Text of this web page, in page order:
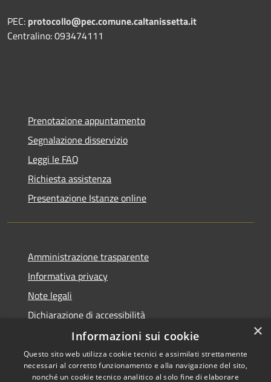
PEC: protocollo@pec.comune.caltanissetta.it
Centralino: 093474111
Prenotazione appuntamento
Segnalazione disservizio
Leggi le FAQ
Richiesta assistenza
Presentazione Istanze online
Amministrazione trasparente
Informativa privacy
Note legali
Dichiarazione di accessibilità
Copyright © 2026 • Comune di
×
Informazioni sui cookie
Questo sito web utilizza cookie tecnici e assimilati strettamente
necessari al corretto funzionamento e alla navigazione del sito,
nonché un cookie tecnico analitico al solo fine di elaborare